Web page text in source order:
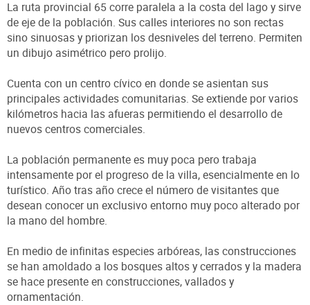
La ruta provincial 65 corre paralela a la costa del lago y sirve
de eje de la población. Sus calles interiores no son rectas
sino sinuosas y priorizan los desniveles del terreno. Permiten
un dibujo asimétrico pero prolijo.
Cuenta con un centro cívico en donde se asientan sus
principales actividades comunitarias. Se extiende por varios
kilómetros hacia las afueras permitiendo el desarrollo de
nuevos centros comerciales.
La población permanente es muy poca pero trabaja
intensamente por el progreso de la villa, esencialmente en lo
turístico. Año tras año crece el número de visitantes que
desean conocer un exclusivo entorno muy poco alterado por
la mano del hombre.
En medio de infinitas especies arbóreas, las construcciones
se han amoldado a los bosques altos y cerrados y la madera
se hace presente en construcciones, vallados y
ornamentación.